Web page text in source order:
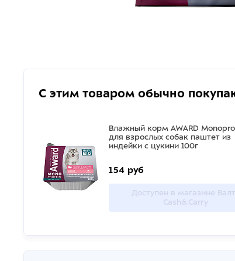
С этим товаром обычно
Влажный корм AWARD
для взрослых собак паштет из
индейки с цукини 100г
154 руб
Доступен в магазине
Cash&Carry